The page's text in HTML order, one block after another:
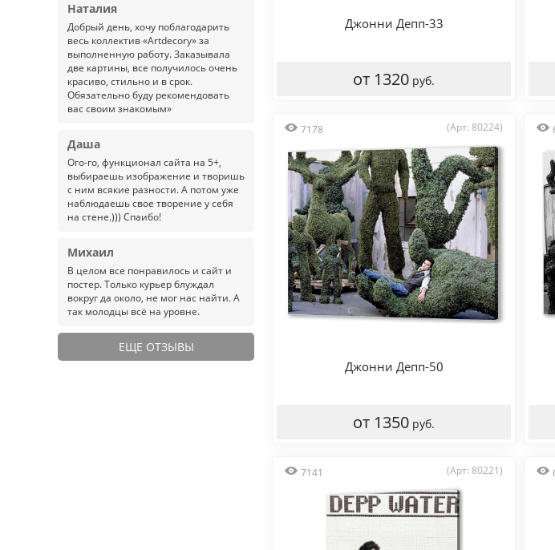
Наталия
Добрый день, хочу поблагодарить
весь коллектив «Artdecory» за
выполненную работу. Заказывала
две картины, все получилось очень
красиво, стильно и в срок.
Обязательно буду рекомендовать
вас своим знакомым»
Даша
Ого-го, функционал сайта на 5+,
выбираешь изображение и творишь
с ним всякие разности. А потом уже
наблюдаешь свое творение у себя
на стене.))) Спаибо!
Михаил
В целом все понравилось и сайт и
постер. Только курьер блуждал
вокруг да около, не мог нас найти. А
так молодцы всё на уровне.
ЕЩЕ ОТЗЫВЫ
Джонни Депп-33
от 1320 руб.
7178 (Арт: 80224)
Джонни Депп-50
от 1350 руб.
7141 (Арт: 80221)